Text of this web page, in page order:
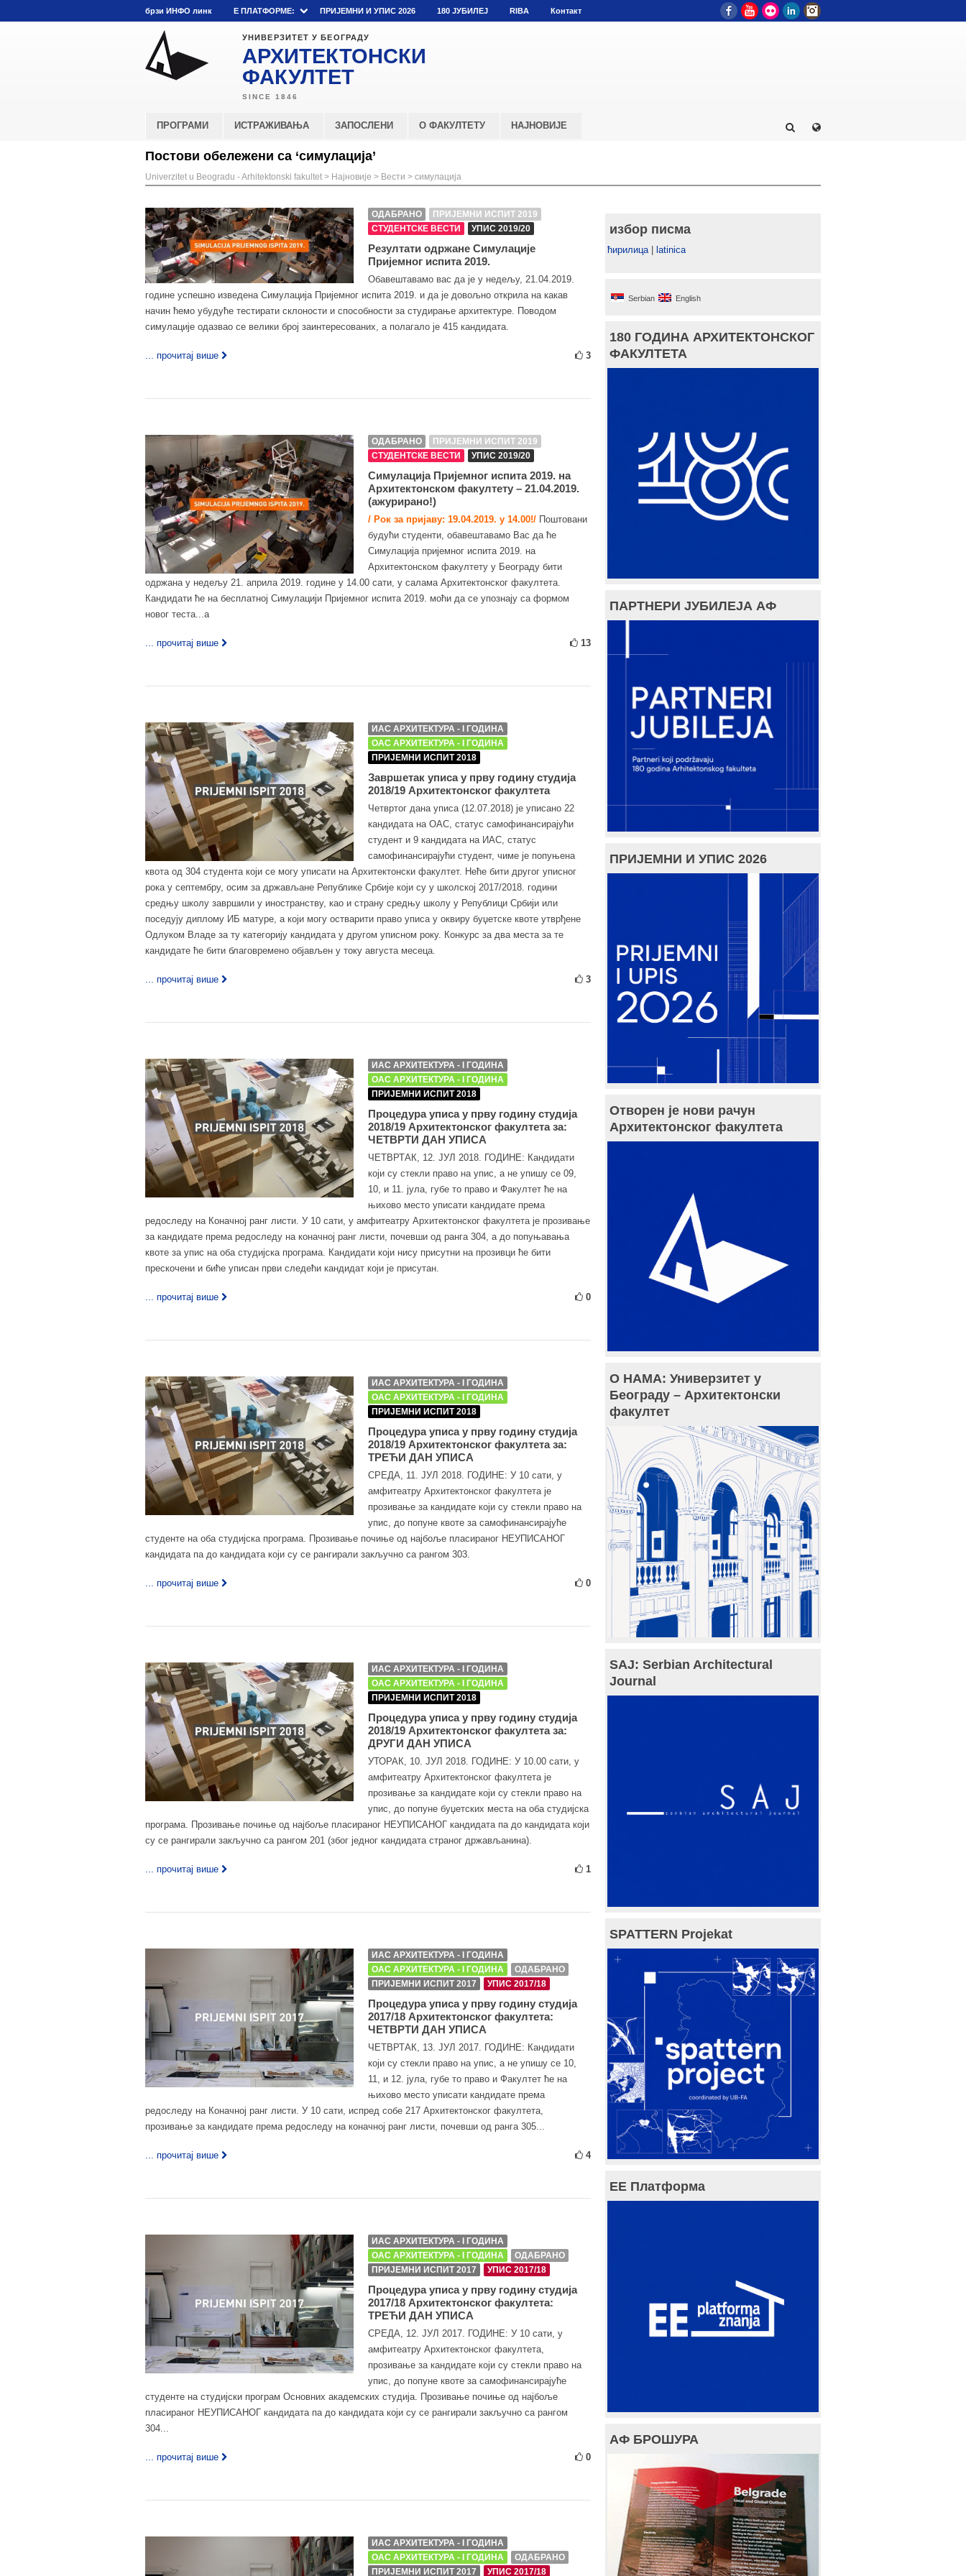
брзи ИНФО линк E ПЛАТФОРМЕ: ПРИЈЕМНИ И УПИС 2026 180 ЈУБИЛЕЈ RIBA Контакт FacebookYouTube
Flickr LinkedIn
УНИВЕРЗИТЕТ У БЕОГРАДУ
АРХИТЕКТОНСКИ
ФАКУЛТЕТ
ПРОГРАМИ ИСТРАЖИВАЊА ЗАПОСЛЕНИ О ФАКУЛТЕТУ НАЈНОВИЈЕ
Постови обележени са ‘симулација’
Univerzitet u Beogradu - Arhitektonski fakultet > Најновије > Вести > симулација
ОДАБРАНО
ПРИЈЕМНИ ИСПИТ 2019
СТУДЕНТСКЕ ВЕСТИ
УПИС 2019/20
Резултати одржане Симулације
Пријемног испита 2019.
Обавештавамо вас да је у недељу, 21.04.2019.
године успешно изведена Симулација Пријемног испита 2019. и да је довољно открила на какав
начин ћемо убудуће тестирати склоности и способности за студирање архитектуре. Поводом
симулације одазвао се велики број заинтересованих, а полагало је 415 кандидата.
... прочитај више 3
ОДАБРАНО
ПРИЈЕМНИ ИСПИТ 2019
СТУДЕНТСКЕ ВЕСТИ
УПИС 2019/20
Симулација Пријемног испита 2019. на
Архитектонском факултету – 21.04.2019.
(ажурирано!)
/ Рок за пријаву: 19.04.2019. у 14.00!/ Поштовани
будући студенти, обавештавамо Вас да ће
Симулација пријемног испита 2019. на
Архитектонском факултету у Београду бити
одржана у недељу 21. априла 2019. године у 14.00 сати, у салама Архитектонског факултета.
Кандидати ће на бесплатној Симулацији Пријемног испита 2019. моћи да се упознају са формом
новог теста...а
... прочитај више 13
ИАС АРХИТЕКТУРА - I ГОДИНА
ОАС АРХИТЕКТУРА - I ГОДИНА
ПРИЈЕМНИ ИСПИТ 2018
Завршетак уписа у прву годину студија
2018/19 Архитектонског факултета
Четвртог дана уписа (12.07.2018) је уписано 22
кандидата на ОАС, статус самофинансирајући
студент и 9 кандидата на ИАС, статус
самофинансирајући студент, чиме је попуњена
квота од 304 студента који се могу уписати на Архитектонски факултет. Неће бити другог уписног
рока у септембру, осим за држављане Републике Србије који су у школској 2017/2018. години
средњу школу завршили у иностранству, као и страну средњу школу у Републици Србији или
поседују диплому ИБ матуре, а који могу остварити право уписа у оквиру буџетске квоте утврђене
Одлуком Владе за ту категорију кандидата у другом уписном року. Конкурс за два места за те
кандидате ће бити благовремено објављен у току августа месеца.
... прочитај више 3
ИАС АРХИТЕКТУРА - I ГОДИНА
ОАС АРХИТЕКТУРА - I ГОДИНА
ПРИЈЕМНИ ИСПИТ 2018
Процедура уписа у прву годину студија
2018/19 Архитектонског факултета за:
ЧЕТВРТИ ДАН УПИСА
ЧЕТВРТАК, 12. ЈУЛ 2018. ГОДИНЕ: Кандидати
који су стекли право на упис, а не упишу се 09,
10, и 11. јула, губе то право и Факултет ће на
њихово место уписати кандидате према
редоследу на Коначној ранг листи. У 10 сати, у амфитеатру Архитектонског факултета је прозивање
за кандидате према редоследу на коначној ранг листи, почевши од ранга 304, а до попуњавања
квоте за упис на оба студијска програма. Кандидати који нису присутни на прозивци ће бити
прескочени и биће уписан први следећи кандидат који је присутан.
... прочитај више 0
ИАС АРХИТЕКТУРА - I ГОДИНА
ОАС АРХИТЕКТУРА - I ГОДИНА
ПРИЈЕМНИ ИСПИТ 2018
Процедура уписа у прву годину студија
2018/19 Архитектонског факултета за:
ТРЕЋИ ДАН УПИСА
СРЕДА, 11. ЈУЛ 2018. ГОДИНЕ: У 10 сати, у
амфитеатру Архитектонског факултета је
прозивање за кандидате који су стекли право на
упис, до попуне квоте за самофинансирајуће
студенте на оба студијска програма. Прозивање почиње од најбоље пласираног НЕУПИСАНОГ
кандидата па до кандидата који су се рангирали закључно са рангом 303.
... прочитај више 0
ИАС АРХИТЕКТУРА - I ГОДИНА
ОАС АРХИТЕКТУРА - I ГОДИНА
ПРИЈЕМНИ ИСПИТ 2018
Процедура уписа у прву годину студија
2018/19 Архитектонског факултета за:
ДРУГИ ДАН УПИСА
УТОРАК, 10. ЈУЛ 2018. ГОДИНЕ: У 10.00 сати, у
амфитеатру Архитектонског факултета је
прозивање за кандидате који су стекли право на
упис, до попуне буџетских места на оба студијска
програма. Прозивање почиње од најбоље пласираног НЕУПИСАНОГ кандидата па до кандидата који
су се рангирали закључно са рангом 201 (због једног кандидата страног држављанина).
... прочитај више 1
ИАС АРХИТЕКТУРА - I ГОДИНА
ОАС АРХИТЕКТУРА - I ГОДИНА
ОДАБРАНО
ПРИЈЕМНИ ИСПИТ 2017
УПИС 2017/18
Процедура уписа у прву годину студија
2017/18 Архитектонског факултета:
ЧЕТВРТИ ДАН УПИСА
ЧЕТВРТАК, 13. ЈУЛ 2017. ГОДИНЕ: Кандидати
који су стекли право на упис, а не упишу се 10,
11, и 12. јула, губе то право и Факултет ће на
њихово место уписати кандидате према
редоследу на Коначној ранг листи. У 10 сати, испред собе 217 Архитектонског факултета,
прозивање за кандидате према редоследу на коначној ранг листи, почевши од ранга 305...
... прочитај више 4
ИАС АРХИТЕКТУРА - I ГОДИНА
ОАС АРХИТЕКТУРА - I ГОДИНА
ОДАБРАНО
ПРИЈЕМНИ ИСПИТ 2017
УПИС 2017/18
Процедура уписа у прву годину студија
2017/18 Архитектонског факултета:
ТРЕЋИ ДАН УПИСА
СРЕДА, 12. ЈУЛ 2017. ГОДИНЕ: У 10 сати, у
амфитеатру Архитектонског факултета,
прозивање за кандидате који су стекли право на
упис, до попуне квоте за самофинансирајуће
студенте на студијски програм Основних академских студија. Прозивање почиње од најбоље
пласираног НЕУПИСАНОГ кандидата па до кандидата који су се рангирали закључно са рангом
304...
... прочитај више 0
ИАС АРХИТЕКТУРА - I ГОДИНА
ОАС АРХИТЕКТУРА - I ГОДИНА
ОДАБРАНО
ПРИЈЕМНИ ИСПИТ 2017
УПИС 2017/18
избор писма
ћирилица| latinica
Serbian English
180 ГОДИНА АРХИТЕКТОНСКОГ
ФАКУЛТЕТА
ПАРТНЕРИ ЈУБИЛЕЈА АФ
ПРИЈЕМНИ И УПИС 2026
Отворен је нови рачун
Архитектонског факултета
О НАМА: Универзитет у
Београду – Архитектонски
факултет
SAJ: Serbian Architectural
Journal
SPATTERN Projekat
ЕЕ Платформа
АФ БРОШУРА